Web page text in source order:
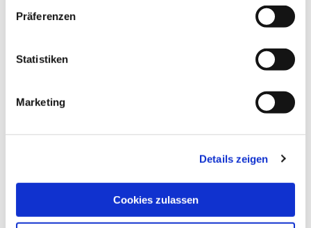
Präferenzen
Statistiken
Marketing
Details zeigen
Cookies zulassen
verschlossen.
Also quetschte er sich in die Ecke neben den
Schuhschrank, zog mit den Zähnen noch eine leichte
ihn keiner entdecken. Jetzt hieß es warten.
nach Hause, wenn er vorsichtig war, konnte er schnell
entwischen, wenn sie die Haustür öffnete. Und
einen Schlüssel im Schloss. Schnipsels Herz pochte
wild, seine Nase zuckte aufgeregt.